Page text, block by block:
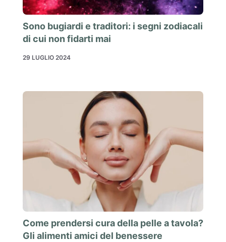
Sono bugiardi e traditori: i segni zodiacali
di cui non fidarti mai
29 LUGLIO 2024
Come prendersi cura della pelle a tavola?
Gli alimenti amici del benessere